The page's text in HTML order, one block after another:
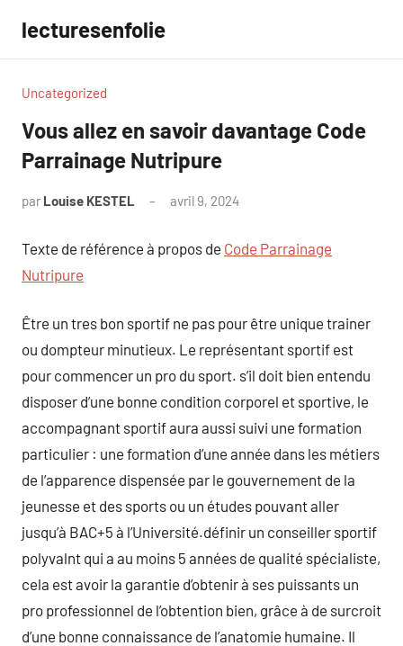
contenu
lecturesenfolie
Uncategorized
Vous allez en savoir davantage Code
Parrainage Nutripure
par Louise KESTEL avril 9, 2024
Texte de référence à propos de Code Parrainage
Nutripure
Être un tres bon sportif ne pas pour être unique trainer
ou dompteur minutieux. Le représentant sportif est
pour commencer un pro du sport. s’il doit bien entendu
disposer d’une bonne condition corporel et sportive, le
accompagnant sportif aura aussi suivi une formation
particulier : une formation d’une année dans les métiers
de l’apparence dispensée par le gouvernement de la
jeunesse et des sports ou un études pouvant aller
jusqu’à BAC+5 à l’Université.définir un conseiller sportif
polyvalnt qui a au moins 5 années de qualité spécialiste,
cela est avoir la garantie d’obtenir à ses puissants un
pro professionnel de l’obtention bien, grâce à de surcroit
d’une bonne connaissance de l’anatomie humaine. Il